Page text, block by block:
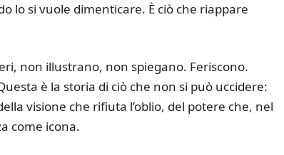
lo si vuole dimenticare. È ciò che riappare
non illustrano, non spiegano. Feriscono.
è la storia di ciò che non si può uccidere:
visione che rifiuta l’oblio, del potere che, nel
come icona.